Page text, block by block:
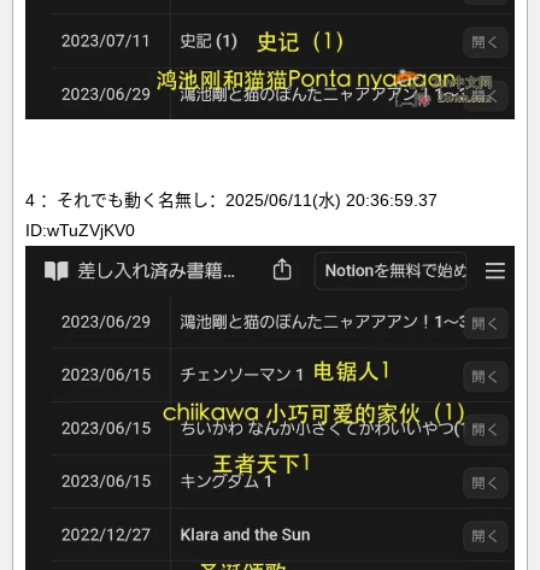
4 ：それでも動く名無し：2025/06/11(水) 20:36:59.37
ID:wTuZVjKV0